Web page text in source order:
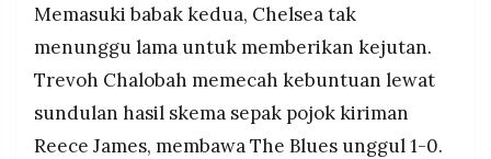
Memasuki babak kedua, Chelsea tak
menunggu lama untuk memberikan kejutan.
Trevoh Chalobah memecah kebuntuan lewat
sundulan hasil skema sepak pojok kiriman
Reece James, membawa The Blues unggul 1-0.